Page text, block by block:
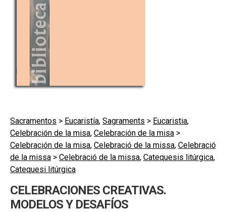
MI CUENTA
BUSCAR
CAT
ESP
Sacramentos > Eucaristía, Sagraments > Eucaristia,
Celebración de la misa, Celebración de la misa >
Celebración de la misa, Celebració de la missa, Celebració
de la missa > Celebració de la missa, Catequesis litúrgica,
Catequesi litúrgica
CELEBRACIONES CREATIVAS.
MODELOS Y DESAFÍOS